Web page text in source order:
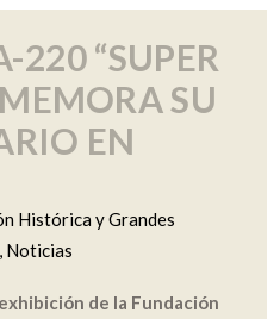
220 “SUPER
SU
EN
Histórica y Grandes
, Noticias
de la Fundación